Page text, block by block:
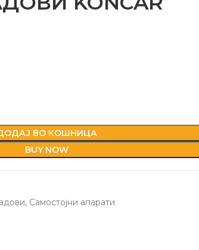
ВО КОШНИЦА
BUY NOW
, Самостојни апарати